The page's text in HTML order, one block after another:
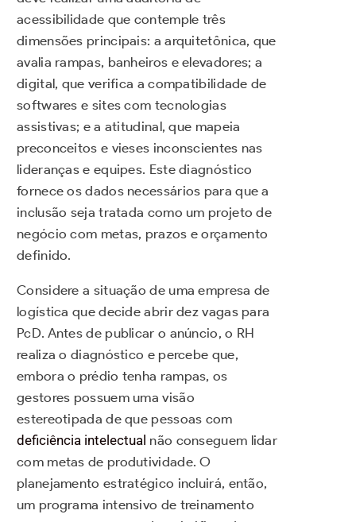
acessibilidade que contemple três
dimensões principais: a arquitetônica, que
avalia rampas, banheiros e elevadores; a
digital, que verifica a compatibilidade de
softwares e sites com tecnologias
assistivas; e a atitudinal, que mapeia
preconceitos e vieses inconscientes nas
lideranças e equipes. Este diagnóstico
fornece os dados necessários para que a
inclusão seja tratada como um projeto de
negócio com metas, prazos e orçamento
definido.
Considere a situação de uma empresa de
logística que decide abrir dez vagas para
PcD. Antes de publicar o anúncio, o RH
realiza o diagnóstico e percebe que,
embora o prédio tenha rampas, os
gestores possuem uma visão
estereotipada de que pessoas com
deficiência intelectual não conseguem lidar
com metas de produtividade. O
planejamento estratégico incluirá, então,
um programa intensivo de treinamento